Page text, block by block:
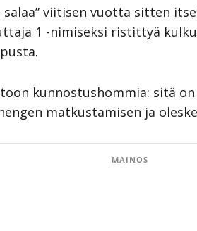
viitisen vuotta sitten
1 -nimiseksi ristittyä
kunnostushommia: sitä
matkustamisen ja
MAINOS